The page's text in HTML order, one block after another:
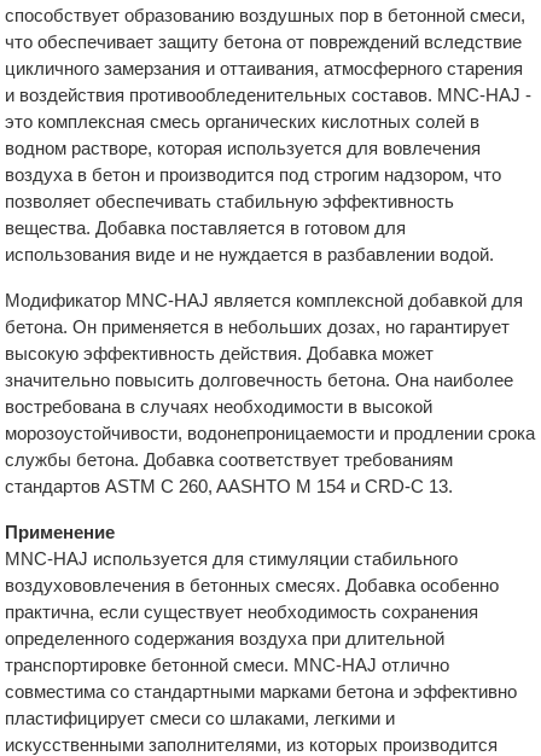
способствует образованию воздушных пор в бетонной смеси,
что обеспечивает защиту бетона от повреждений вследствие
цикличного замерзания и оттаивания, атмосферного старения
и воздействия противообледенительных составов. MNC-HAJ -
это комплексная смесь органических кислотных солей в
водном растворе, которая используется для вовлечения
воздуха в бетон и производится под строгим надзором, что
позволяет обеспечивать стабильную эффективность
вещества. Добавка поставляется в готовом для
использования виде и не нуждается в разбавлении водой.
Модификатор MNC-HAJ является комплексной добавкой для
бетона. Он применяется в небольших дозах, но гарантирует
высокую эффективность действия. Добавка может
значительно повысить долговечность бетона. Она наиболее
востребована в случаях необходимости в высокой
морозоустойчивости, водонепроницаемости и продлении срока
службы бетона. Добавка соответствует требованиям
стандартов ASTM C 260, AASHTO M 154 и CRD-C 13.
Применение
MNC-HAJ используется для стимуляции стабильного
воздухововлечения в бетонных смесях. Добавка особенно
практична, если существует необходимость сохранения
определенного содержания воздуха при длительной
транспортировке бетонной смеси. MNC-HAJ отлично
совместима со стандартными марками бетона и эффективно
пластифицирует смеси со шлаками, легкими и
искусственными заполнителями, из которых производится